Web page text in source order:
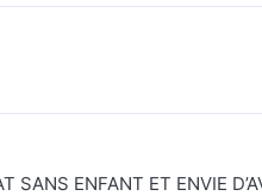
SANS ENFANT ET ENVIE